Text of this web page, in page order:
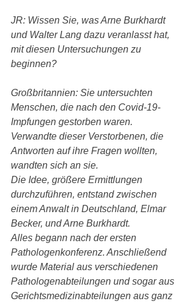
JR: Wissen Sie, was Arne Burkhardt
und Walter Lang dazu veranlasst hat,
mit diesen Untersuchungen zu
beginnen?
Großbritannien: Sie untersuchten
Menschen, die nach den Covid-19-
Impfungen gestorben waren.
Verwandte dieser Verstorbenen, die
Antworten auf ihre Fragen wollten,
wandten sich an sie.
Die Idee, größere Ermittlungen
durchzuführen, entstand zwischen
einem Anwalt in Deutschland, Elmar
Becker, und Arne Burkhardt.
Alles begann nach der ersten
Pathologenkonferenz. Anschließend
wurde Material aus verschiedenen
Pathologenabteilungen und sogar aus
Gerichtsmedizinabteilungen aus ganz